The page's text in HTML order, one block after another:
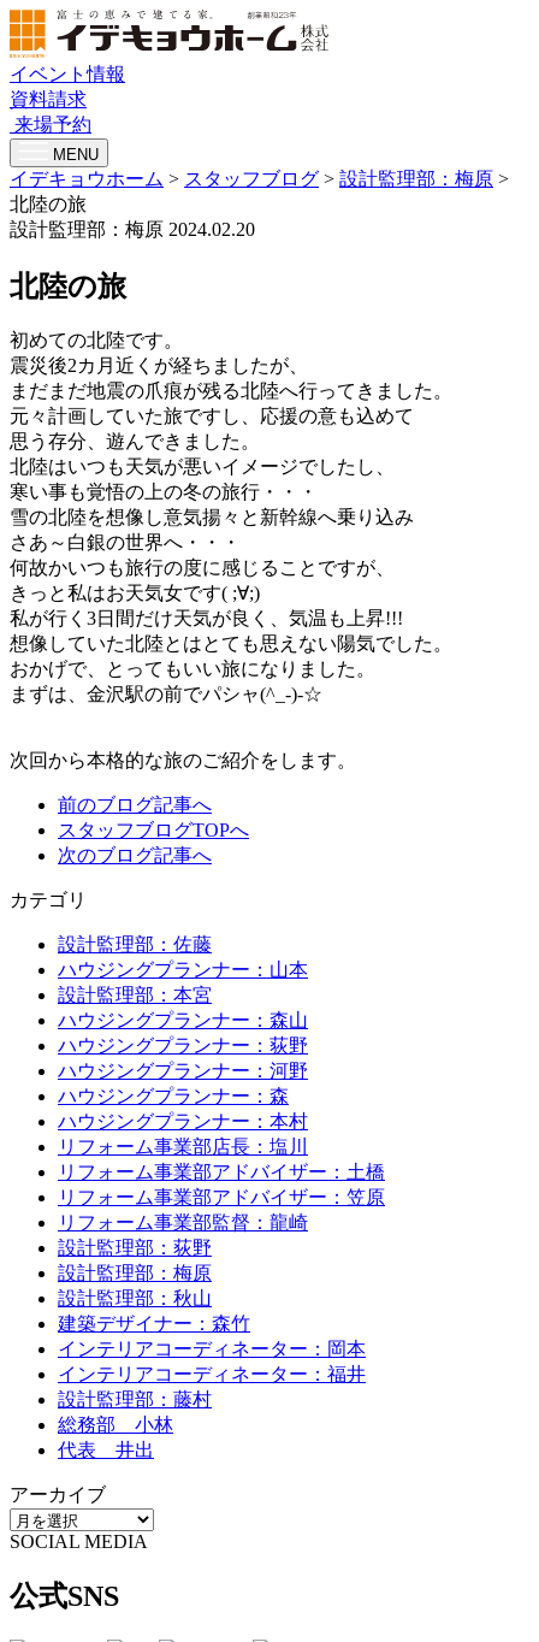
イベント情報
資料請求
来場予約
MENU
イデキョウホーム > スタッフブログ > 設計監理部：梅原 >
北陸の旅
設計監理部：梅原 2024.02.20
北陸の旅
初めての北陸です。
震災後2カ月近くが経ちましたが、
まだまだ地震の爪痕が残る北陸へ行ってきました。
元々計画していた旅ですし、応援の意も込めて
思う存分、遊んできました。
北陸はいつも天気が悪いイメージでしたし、
寒い事も覚悟の上の冬の旅行・・・
雪の北陸を想像し意気揚々と新幹線へ乗り込み
さあ～白銀の世界へ・・・
何故かいつも旅行の度に感じることですが、
きっと私はお天気女です( ;∀;)
私が行く3日間だけ天気が良く、気温も上昇!!!
想像していた北陸とはとても思えない陽気でした。
おかげで、とってもいい旅になりました。
まずは、金沢駅の前でパシャ(^_-)-☆
次回から本格的な旅のご紹介をします。
前のブログ記事へ
スタッフブログTOPへ
次のブログ記事へ
カテゴリ
設計監理部：佐藤
ハウジングプランナー：山本
設計監理部：本宮
ハウジングプランナー：森山
ハウジングプランナー：荻野
ハウジングプランナー：河野
ハウジングプランナー：森
ハウジングプランナー：本村
リフォーム事業部店長：塩川
リフォーム事業部アドバイザー：土橋
リフォーム事業部アドバイザー：笠原
リフォーム事業部監督：龍崎
設計監理部：荻野
設計監理部：梅原
設計監理部：秋山
建築デザイナー：森竹
インテリアコーディネーター：岡本
インテリアコーディネーター：福井
設計監理部：藤村
総務部 小林
代表 井出
アーカイブ
SOCIAL MEDIA
公式SNS